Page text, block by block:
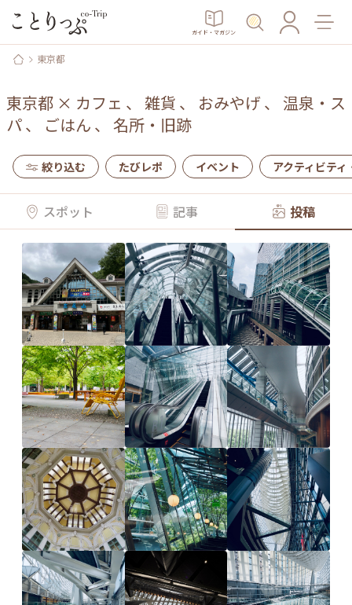
ガイド・マガジン
東京都
東京都 × カフェ 、 雑貨 、 おみやげ 、 温泉・ス
パ、 ごはん 、 名所・旧跡
絞り込む たびレポ イベント アクティビティ
スポット 記事 投稿